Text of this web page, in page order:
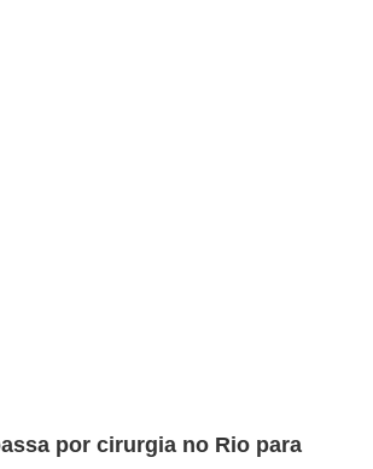
por cirurgia no Rio para